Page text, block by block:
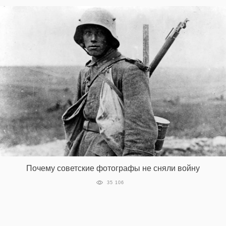
Почему советские фотографы не сняли войну
35 106